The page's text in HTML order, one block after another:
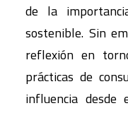
de la
sostenible. Sin
reflexión en
prácticas de
influencia